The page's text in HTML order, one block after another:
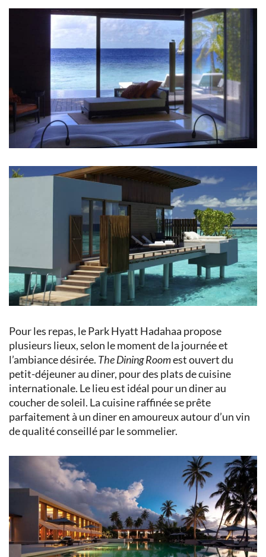
Pour les repas, le Park Hyatt Hadahaa propose
plusieurs lieux, selon le moment de la journée et
l’ambiance désirée. The Dining Roomest ouvert du
petit-déjeuner au diner, pour des plats de cuisine
internationale. Le lieu est idéal pour un diner au
coucher de soleil. La cuisine raffinée se prête
parfaitement à un diner en amoureux autour d’un vin
de qualité conseillé par le sommelier.